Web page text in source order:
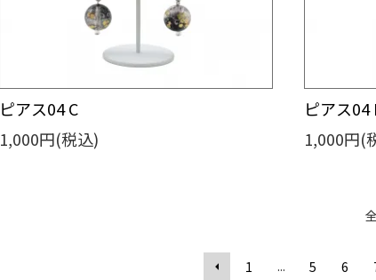
ピアス04 C
1,000円(税込)
ピアス04
1,000円(
全
1 ... 5 6